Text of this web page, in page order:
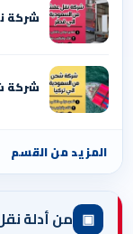
شركة
شركة
المزيد من القسم
▣ من أدلة